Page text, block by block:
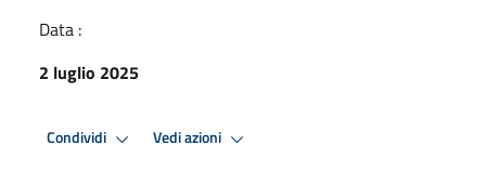
Data :
2 luglio 2025
Condividi Vedi azioni